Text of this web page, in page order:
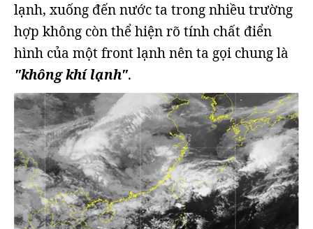
lạnh, xuống đến nước ta trong nhiều trường
hợp không còn thể hiện rõ tính chất điển
hình của một front lạnh nên ta gọi chung là
"không khí lạnh".